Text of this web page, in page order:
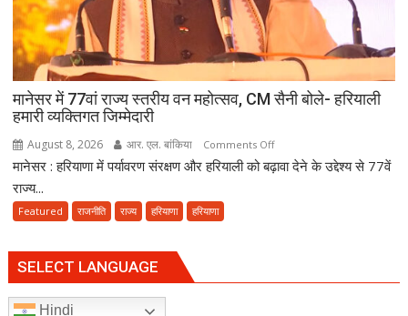
रवाना
दूसरी
मानेसर में 77वां राज्य स्तरीय वन महोत्सव, CM सैनी बोले- हरियाली
हमारी व्यक्तिगत जिम्मेदारी
August 8, 2026 आर. एल. बांकिया Comments Offon
मानेसर
महोत्सव,
मानेसर : हरियाणा में पर्यावरण संरक्षण और हरियाली को बढ़ावा देने के उद्देश्य से 77वें
राज्य...
Featured राजनीति राज्य हरियाणा हरियाणा
SELECT LANGUAGE
Hindi